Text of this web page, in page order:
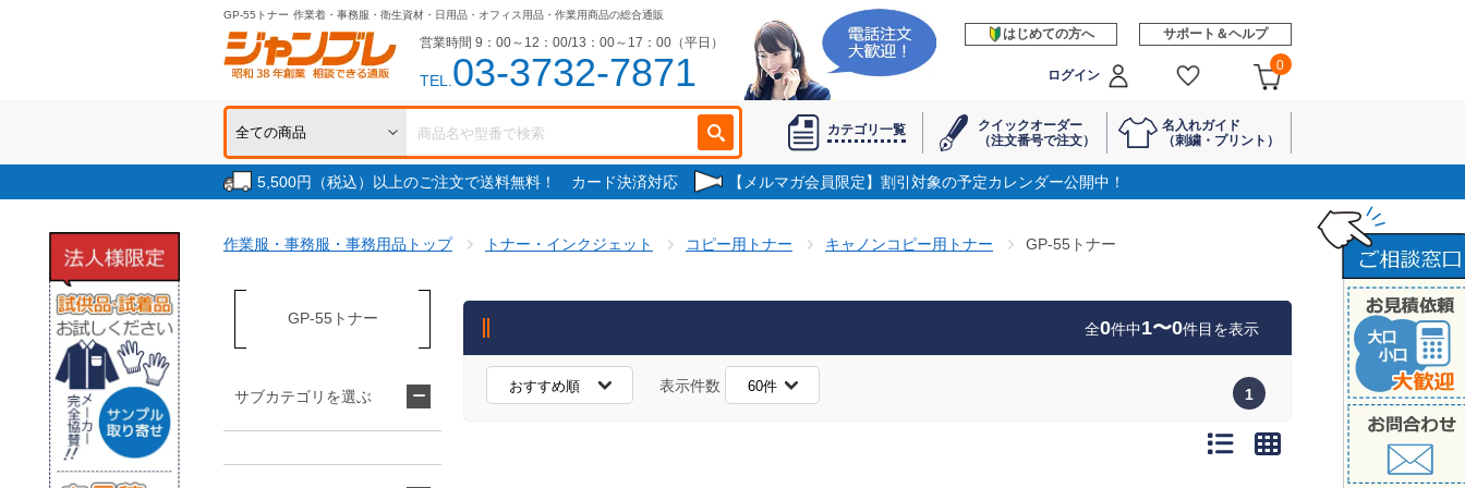
GP-55トナー 作業着・事務服・衛生資材・日用品・オフィス用品・作業用商品の総合通販
営業時間 9：00～12：00/13：00～17：00（平日）
TEL.03-3732-7871
はじめての方へ サポート＆ヘルプ
ログイン
0
カテゴリ一覧
クイックオーダー
（注文番号で注文）
名入れガイド
（刺繍・プリント）
5,500円（税込）以上のご注文で送料無料！ カード決済対応 【メルマガ会員限定】割引対象の予定カレンダー公開中！
作業服・事務服・事務用品トップ トナー・インクジェット コピー用トナー キャノンコピー用トナー GP-55トナー
全0件中1〜0件目を表示
表示件数 1
GP-55トナー
サブカテゴリを選ぶ